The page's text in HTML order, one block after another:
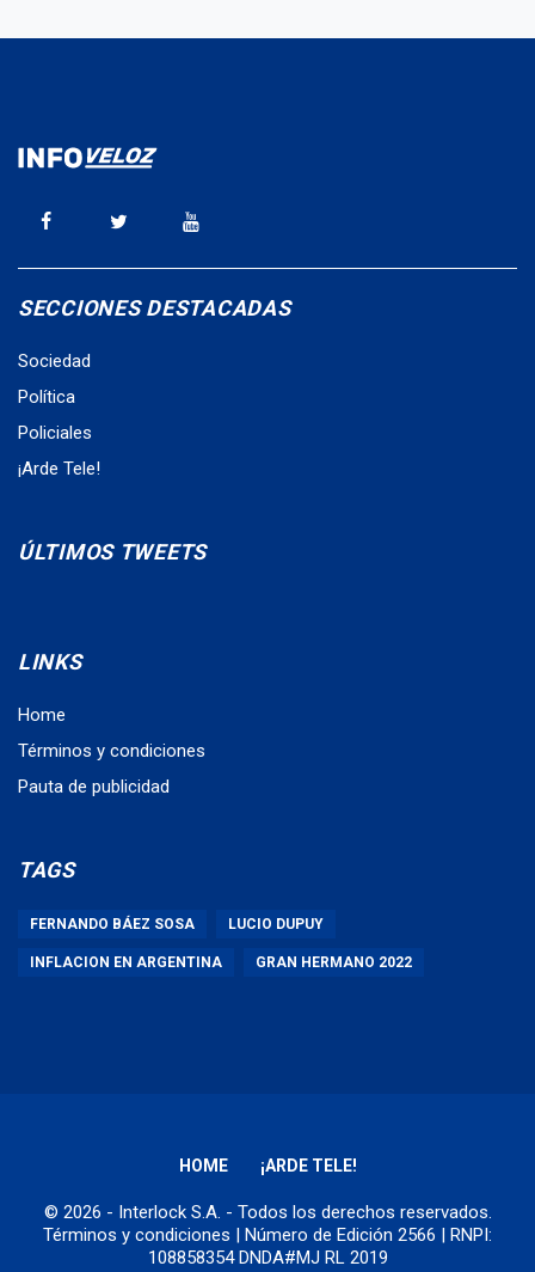
SECCIONES DESTACADAS
Sociedad
Política
Policiales
¡Arde Tele!
ÚLTIMOS TWEETS
LINKS
Home
Términos y condiciones
Pauta de publicidad
TAGS
FERNANDO BÁEZ SOSA LUCIO DUPUY
INFLACION EN ARGENTINA GRAN HERMANO 2022
HOME ¡ARDE TELE!
© 2026 - Interlock S.A. - Todos los derechos reservados.
Términos y condiciones | Número de Edición 2566 | RNPI:
108858354 DNDA#MJ RL 2019